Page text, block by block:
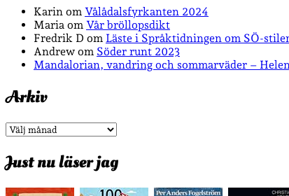
Karin om Vålådalsfyrkanten 2024
Maria om Vår bröllopsdikt
Fredrik D om Läste i Språktidningen om SÖ-
Andrew om Söder runt 2023
Mandalorian, vandring och sommarväder –
Arkiv
Arkiv
Just nu läser jag